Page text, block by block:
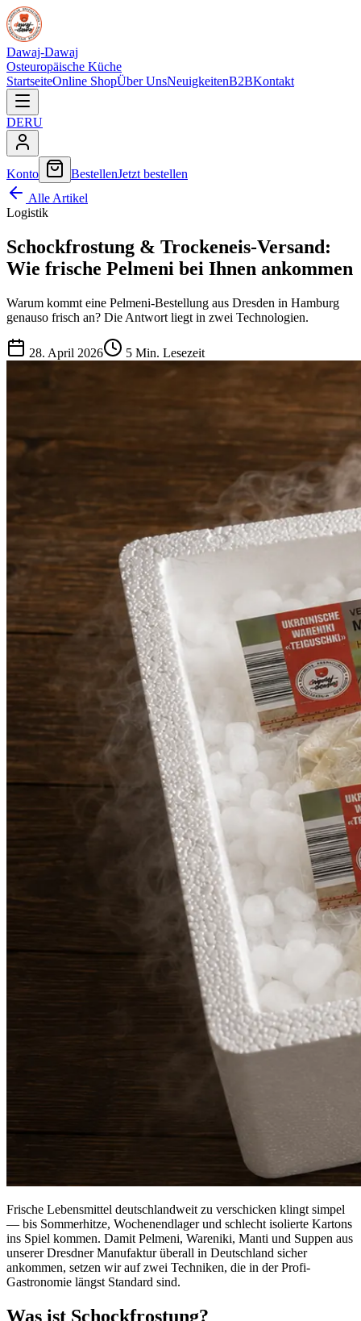
Dawaj-Dawaj
Osteuropäische Küche
StartseiteOnline ShopÜber UnsNeuigkeitenB2BKontakt
DERU
Konto BestellenJetzt bestellen
Alle Artikel
Logistik
Schockfrostung & Trockeneis-Versand:
Wie frische Pelmeni bei Ihnen ankommen
Warum kommt eine Pelmeni-Bestellung aus Dresden in Hamburg
genauso frisch an? Die Antwort liegt in zwei Technologien.
28. April 2026 5 Min. Lesezeit
Frische Lebensmittel deutschlandweit zu verschicken klingt simpel
— bis Sommerhitze, Wochenendlager und schlecht isolierte Kartons
ins Spiel kommen. Damit Pelmeni, Wareniki, Manti und Suppen aus
unserer Dresdner Manufaktur überall in Deutschland sicher
ankommen, setzen wir auf zwei Techniken, die in der Profi-
Gastronomie längst Standard sind.
Was ist Schockfrostung?